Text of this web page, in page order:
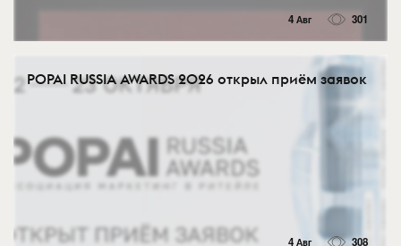
4 Авг 301
POPAI RUSSIA AWARDS 2026 открыл приём заявок
4 Авг 308